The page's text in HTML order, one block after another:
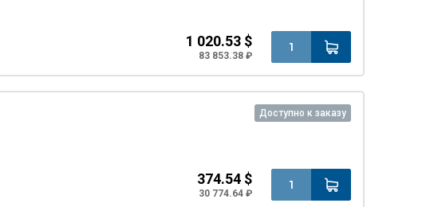
1 020.53 $
83 853.38 ₽
Доступно к заказу
374.54 $
30 774.64 ₽